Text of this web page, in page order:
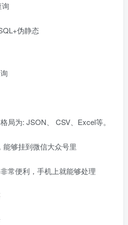
伪静态
局为: JSON、 CSV、Excel等。
够挂到微信大众号里
常便利，手机上就能够处理